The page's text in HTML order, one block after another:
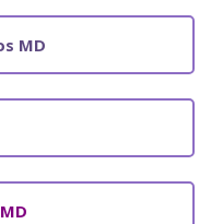
MD